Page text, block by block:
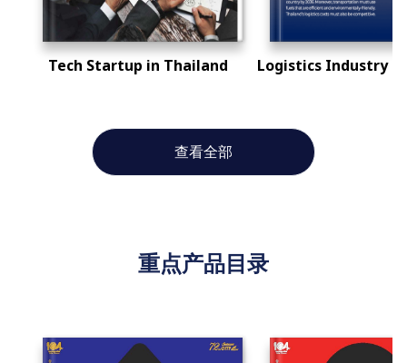
Tech Startup in Thailand Logistics Industry
查看全部
重点产品目录